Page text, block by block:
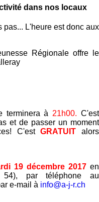
dans nos locaux
pas... L'heure est donc aux
Régionale offre le
terminera à21h00. C'est
et de passer un moment
C'estGRATUIT alors
19 décembre 2017 en
54), par téléphone au
e-mail à info@a-j-r.ch